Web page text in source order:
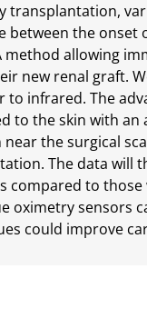
transplantation,
between the
allowing
new renal graft.
infrared. The
to the skin with
the surgical
The data will
compared to
oximetry sensors
could improve